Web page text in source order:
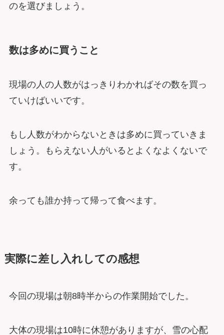
のを選びましょう。
数は多めに買うこと
現場の人の人数がはっきりわかればその数を買っ
ていけばいいです。
もし人数がわからないときは多めに買っていきま
しょう。もらえない人がいるとよくなよくないで
す。
余っても誰か持って帰って食べます。
実際に差し入れしての感想
今回の現場は朝8時半からの作業開始でした。
大体の現場は10時に休憩がありますが、雪の心配